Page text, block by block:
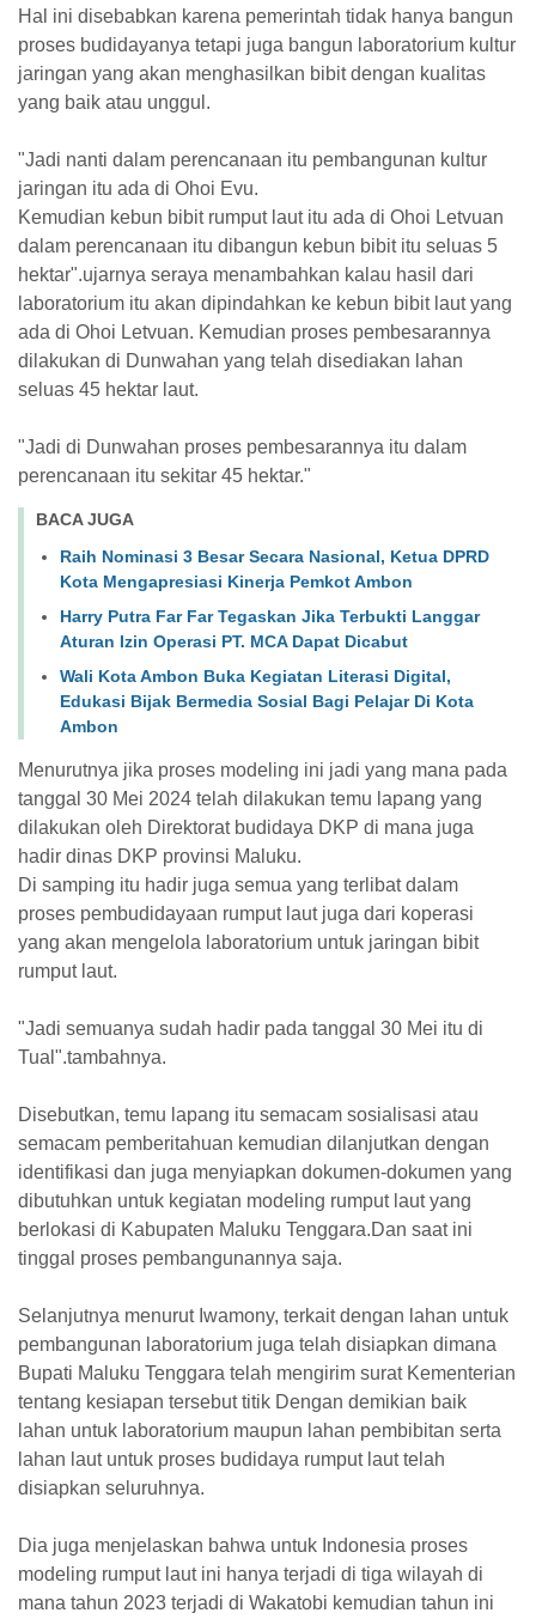
Hal ini disebabkan karena pemerintah tidak hanya bangun
proses budidayanya tetapi juga bangun laboratorium kultur
jaringan yang akan menghasilkan bibit dengan kualitas
yang baik atau unggul.
"Jadi nanti dalam perencanaan itu pembangunan kultur
jaringan itu ada di Ohoi Evu.
Kemudian kebun bibit rumput laut itu ada di Ohoi Letvuan
dalam perencanaan itu dibangun kebun bibit itu seluas 5
hektar".ujarnya seraya menambahkan kalau hasil dari
laboratorium itu akan dipindahkan ke kebun bibit laut yang
ada di Ohoi Letvuan. Kemudian proses pembesarannya
dilakukan di Dunwahan yang telah disediakan lahan
seluas 45 hektar laut.
"Jadi di Dunwahan proses pembesarannya itu dalam
perencanaan itu sekitar 45 hektar."
BACA JUGA
Raih Nominasi 3 Besar Secara Nasional, Ketua DPRD
Kota Mengapresiasi Kinerja Pemkot Ambon
Harry Putra Far Far Tegaskan Jika Terbukti Langgar
Aturan Izin Operasi PT. MCA Dapat Dicabut
Wali Kota Ambon Buka Kegiatan Literasi Digital,
Edukasi Bijak Bermedia Sosial Bagi Pelajar Di Kota
Ambon
Menurutnya jika proses modeling ini jadi yang mana pada
tanggal 30 Mei 2024 telah dilakukan temu lapang yang
dilakukan oleh Direktorat budidaya DKP di mana juga
hadir dinas DKP provinsi Maluku.
Di samping itu hadir juga semua yang terlibat dalam
proses pembudidayaan rumput laut juga dari koperasi
yang akan mengelola laboratorium untuk jaringan bibit
rumput laut.
"Jadi semuanya sudah hadir pada tanggal 30 Mei itu di
Tual".tambahnya.
Disebutkan, temu lapang itu semacam sosialisasi atau
semacam pemberitahuan kemudian dilanjutkan dengan
identifikasi dan juga menyiapkan dokumen-dokumen yang
dibutuhkan untuk kegiatan modeling rumput laut yang
berlokasi di Kabupaten Maluku Tenggara.Dan saat ini
tinggal proses pembangunannya saja.
Selanjutnya menurut Iwamony, terkait dengan lahan untuk
pembangunan laboratorium juga telah disiapkan dimana
Bupati Maluku Tenggara telah mengirim surat Kementerian
tentang kesiapan tersebut titik Dengan demikian baik
lahan untuk laboratorium maupun lahan pembibitan serta
lahan laut untuk proses budidaya rumput laut telah
disiapkan seluruhnya.
Dia juga menjelaskan bahwa untuk Indonesia proses
modeling rumput laut ini hanya terjadi di tiga wilayah di
mana tahun 2023 terjadi di Wakatobi kemudian tahun ini